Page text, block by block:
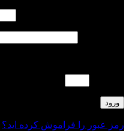
ورود
رمز عبور را فراموش کرده اید؟